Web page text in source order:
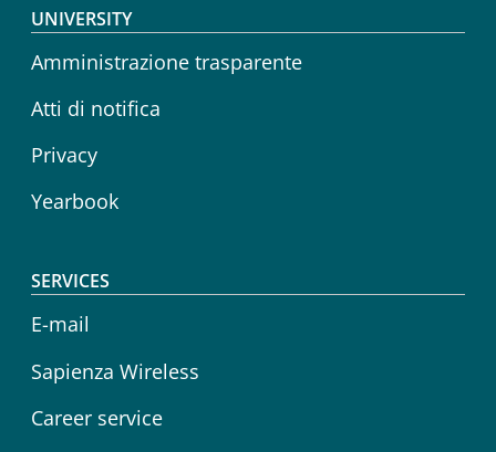
Footer menu
UNIVERSITY
Amministrazione trasparente
Atti di notifica
Privacy
Yearbook
SERVICES
E-mail
Sapienza Wireless
Career service